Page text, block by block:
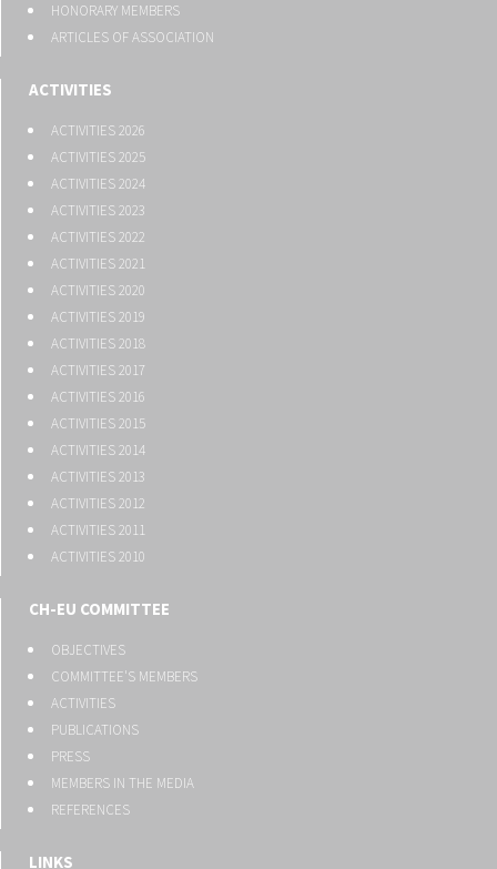
HONORARY MEMBERS
ARTICLES OF ASSOCIATION
ACTIVITIES
ACTIVITIES 2026
ACTIVITIES 2025
ACTIVITIES 2024
ACTIVITIES 2023
ACTIVITIES 2022
ACTIVITIES 2021
ACTIVITIES 2020
ACTIVITIES 2019
ACTIVITIES 2018
ACTIVITIES 2017
ACTIVITIES 2016
ACTIVITIES 2015
ACTIVITIES 2014
ACTIVITIES 2013
ACTIVITIES 2012
ACTIVITIES 2011
ACTIVITIES 2010
CH-EU COMMITTEE
OBJECTIVES
COMMITTEE'S MEMBERS
ACTIVITIES
PUBLICATIONS
PRESS
MEMBERS IN THE MEDIA
REFERENCES
LINKS